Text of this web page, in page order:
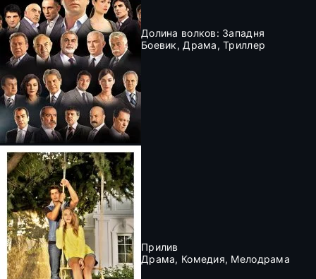
Долина волков: Западня
Боевик, Драма, Триллер
Прилив
Драма, Комедия, Мелодрама